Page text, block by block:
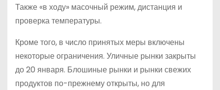
Также «в ходу» масочный режим, дистанция и
проверка температуры.
Кроме того, в число принятых меры включены
некоторые ограничения. Уличные рынки закрыты
до 20 января. Блошиные рынки и рынки свежих
продуктов по-прежнему открыты, но для